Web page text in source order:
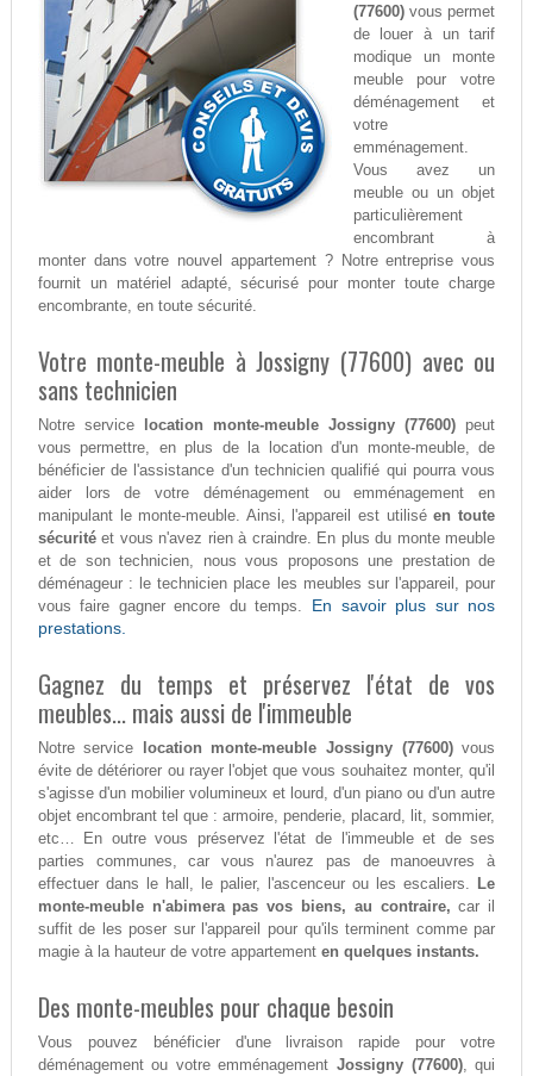
(77600)vous permet
de louer à un tarif
modique un monte
meuble pour votre
déménagement et
votre
emménagement.
Vous avez un
meuble ou un objet
particulièrement
encombrant à
monter dans votre nouvel appartement ? Notre entreprise vous
fournit un matériel adapté, sécurisé pour monter toute charge
encombrante, en toute sécurité.
Votre monte-meuble à Jossigny (77600) avec ou
sans technicien
Notre service location monte-meuble Jossigny (77600) peut
vous permettre, en plus de la location d'un monte-meuble, de
bénéficier de l'assistance d'un technicien qualifié qui pourra vous
aider lors de votre déménagement ou emménagement en
manipulant le monte-meuble. Ainsi, l'appareil est utiliséen toute
sécuritéet vous n'avez rien à craindre. En plus du monte meuble
et de son technicien, nous vous proposons une prestation de
déménageur : le technicien place les meubles sur l'appareil, pour
vous faire gagner encore du temps. En savoir plus sur nos
prestations.
Gagnez du temps et préservez l'état de vos
meubles... mais aussi de l'immeuble
Notre service location monte-meuble Jossigny (77600)vous
évite de détériorer ou rayer l'objet que vous souhaitez monter, qu'il
s'agisse d'un mobilier volumineux et lourd, d'un piano ou d'un autre
objet encombrant tel que : armoire, penderie, placard, lit, sommier,
etc… En outre vous préservez l'état de l'immeuble et de ses
parties communes, car vous n'aurez pas de manoeuvres à
effectuer dans le hall, le palier, l'ascenceur ou les escaliers. Le
monte-meuble n'abimera pas vos biens, au contraire, car il
suffit de les poser sur l'appareil pour qu'ils terminent comme par
magie à la hauteur de votre appartement en quelques instants.
Des monte-meubles pour chaque besoin
Vous pouvez bénéficier d'une livraison rapide pour votre
déménagement ou votre emménagementJossigny (77600), qui